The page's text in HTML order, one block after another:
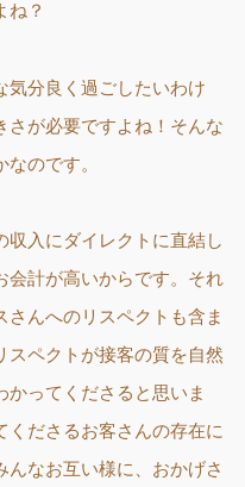
ね？
気分良く過ごしたいわけ
さが必要ですよね！そんな
のです。
収入にダイレクトに直結し
会計が高いからです。それ
さんへのリスペクトも含ま
スペクトが接客の質を自然
かってくださると思いま
くださるお客さんの存在に
なお互い様に、おかげさ